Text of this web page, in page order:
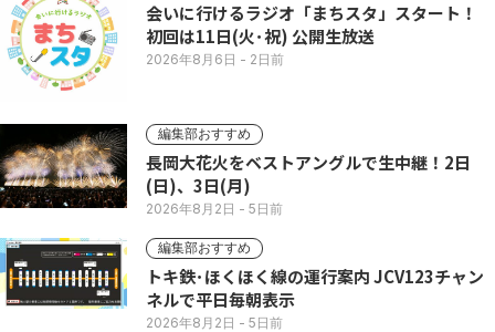
会いに行けるラジオ「まちスタ」スタート！
初回は11日(火･祝) 公開生放送
2026年8月6日 - 2日前
編集部おすすめ
長岡大花火をベストアングルで生中継！2日
(日)、3日(月)
2026年8月2日 - 5日前
編集部おすすめ
トキ鉄･ほくほく線の運行案内 JCV123チャン
ネルで平日毎朝表示
2026年8月2日 - 5日前